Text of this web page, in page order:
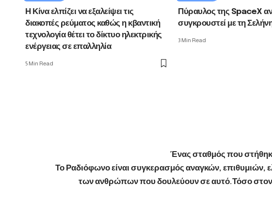
Η Κίνα ελπίζει να εξαλείψει τις
διακοπές ρεύματος καθώς η κβαντική
τεχνολογία θέτει το δίκτυο ηλεκτρικής
ενέργειας σε επαλληλία
5 Min Read
Πύραυλος της SpaceX
συγκρουστεί με τη
3 Min Read
Ένας σταθμός που στήθηκε
Το Ραδιόφωνο είναι συγκερασμός αναγκών, επιθυμιών,
των ανθρώπων που δουλεύουν σε αυτό.Τόσο στον